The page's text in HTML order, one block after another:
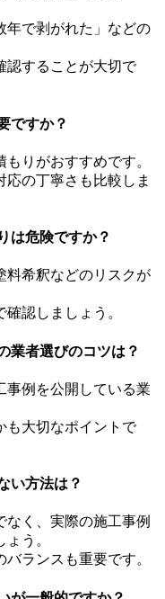
年で剥がれた」などの
認することが大切で
ですか？
りがおすすめです。
の丁寧さも比較しま
は危険ですか？
料希釈などのリスクが
認しましょう。
業者選びのコツは？
事例を公開している業
も大切なポイントで
い方法は？
なく、実際の施工事例
う。
ランスも重要です。